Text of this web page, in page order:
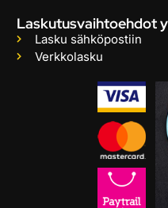
Laskutusvaihtoehdot
Lasku sähköpostiin
Verkkolasku